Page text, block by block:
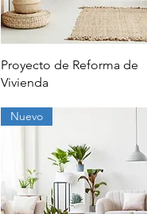
Vista rápida
Proyecto de Reforma de
Vivienda
Nuevo